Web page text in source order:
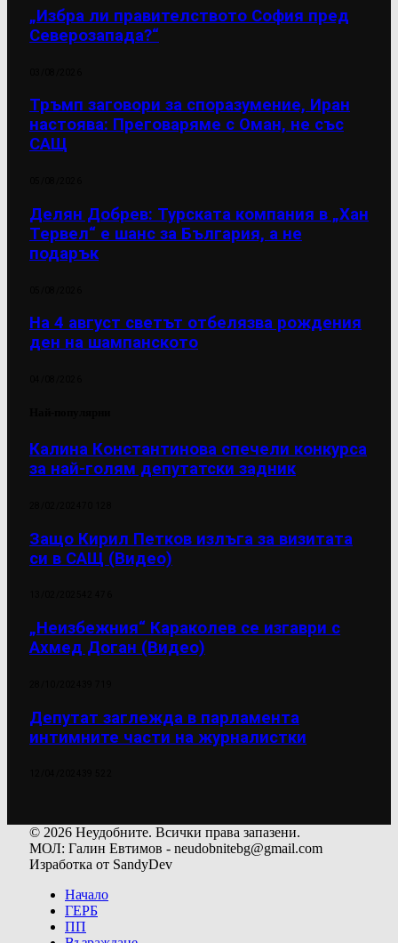
„Избра ли правителството София пред
Северозапада?“
Тръмп заговори за споразумение, Иран
настоява: Преговаряме с Оман, не със
САЩ
Делян Добрев: Турската компания в „Хан
Тервел“ е шанс за България, а не
подарък
На 4 август светът отбелязва рождения
ден на шампанското
Калина Константинова спечели конкурса
за най-голям депутатски задник
Защо Кирил Петков излъга за визитата
си в САЩ (Видео)
„Неизбежния“ Караколев се изгаври с
Ахмед Доган (Видео)
Депутат заглежда в парламента
интимните части на журналистки
© 2026 Неудобните. Всички права запазени.
МОЛ: Галин Евтимов - neudobnitebg@gmail.com
Изработка от SandyDev
Начало
ГЕРБ
ПП